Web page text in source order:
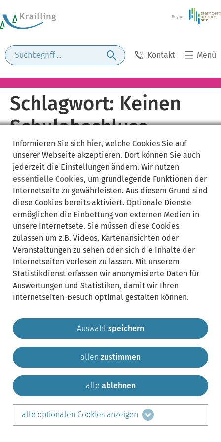
Kontakt Menü
Schlagwort: Keinen
Schulabschluss
Gemeinde Krailling Impressum
Sitemap
Kontakt
teilen auf:
LinkedIn
Informieren Sie sich hier, welche Cookies Sie auf
unserer Webseite akzeptieren. Dort können Sie auch
jederzeit die Einstellungen ändern. Wir nutzen
essentielle Cookies, um grundlegende Funktionen der
Internetseite zu gewährleisten. Aus diesem Grund sind
diese Cookies bereits aktiviert. Optionale Dienste
ermöglichen die Einbettung von externen Medien in
unsere Internetsete. Sie müssen diese Cookies
zulassen um z.B. Videos, Kartenansichten oder
Veranstaltungen zu sehen oder sich die Inhalte der
Internetseiten vorlesen zu lassen. Mit unserem
Statistikdienst erfassen wir anonymisierte Daten für
Auswertungen und Statistiken, damit wir Ihren
Internetseiten-Besuch optimal gestalten können.
Auswahl speichern
allen zustimmen
alle ablehnen
alle optionalen Cookies anzeigen